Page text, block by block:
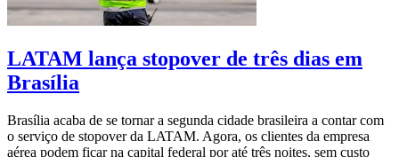
LATAM lança stopover de três dias em
Brasília
Brasília acaba de se tornar a segunda cidade brasileira a contar com
o serviço de stopover da LATAM. Agora, os clientes da empresa
aérea podem ficar na capital federal por até três noites, sem custo